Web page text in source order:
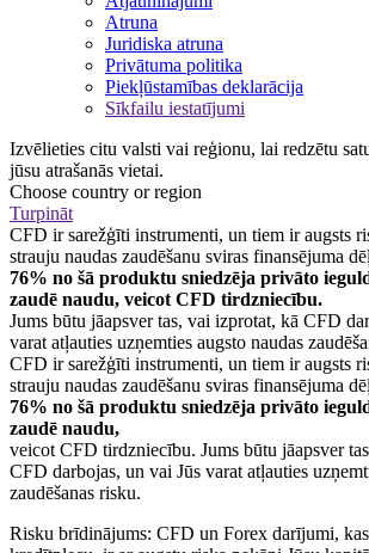
Atruna
Juridiska atruna
Privātuma politika
Piekļūstamības deklarācija
Sīkfailu iestatījumi
Izvēlieties citu valsti vai reģionu, lai redzētu
jūsu atrašanās vietai.
Choose country or region
Turpināt
CFD ir sarežģīti instrumenti, un tiem ir augsts
strauju naudas zaudēšanu sviras finansējuma
76% no šā produktu sniedzēja privāto
zaudē naudu, veicot CFD tirdzniecību.
Jums būtu jāapsver tas, vai izprotat, kā CFD
varat atļauties uzņemties augsto naudas
CFD ir sarežģīti instrumenti, un tiem ir augsts
strauju naudas zaudēšanu sviras finansējuma
76% no šā produktu sniedzēja privāto
zaudē naudu,
veicot CFD tirdzniecību. Jums būtu jāapsver
CFD darbojas, un vai Jūs varat atļauties
zaudēšanas risku.
Risku brīdinājums: CFD un Forex darījumi,